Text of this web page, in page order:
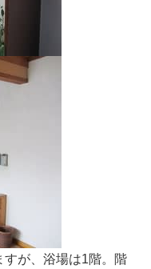
すが、浴場は1階。階